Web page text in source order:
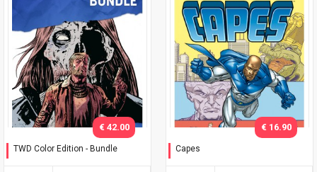
TWD Color Edition - Bundle
€ 42.00
Capes
€ 16.90